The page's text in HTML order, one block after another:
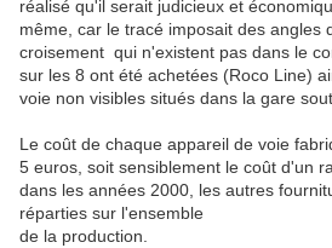
réalisé qu'il serait judicieux et
même, car le tracé imposait des angles
croisement qui n'existent pas dans le
sur les 8 ont été achetées (Roco Line)
voie non visibles situés dans la gare
Le coût de chaque appareil de voie
5 euros, soit sensiblement le coût d'un
dans les années 2000, les autres
réparties sur l'ensemble
de la production.